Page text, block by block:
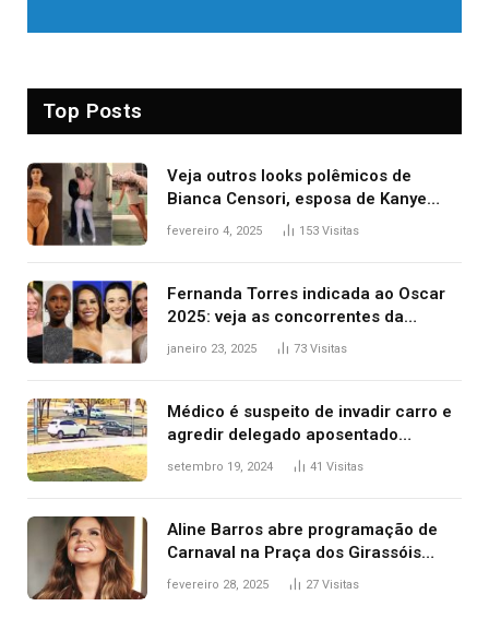
Top Posts
Veja outros looks polêmicos de
Bianca Censori, esposa de Kanye
West que apareceu nua no Grammy
fevereiro 4, 2025 153 Visitas
Fernanda Torres indicada ao Oscar
2025: veja as concorrentes da
brasileira a melhor atriz
janeiro 23, 2025 73 Visitas
Médico é suspeito de invadir carro e
agredir delegado aposentado
durante confusão no trânsito
setembro 19, 2024 41 Visitas
Aline Barros abre programação de
Carnaval na Praça dos Girassóis
nesta sexta-feira, em Palmas
fevereiro 28, 2025 27 Visitas